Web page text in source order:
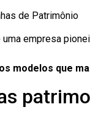
uma empresa
modelos que